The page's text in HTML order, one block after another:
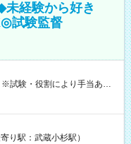
経験から好き
試験監督
前払い）オプションあ
週間ほどで給与の一部を受け
（休憩1時間） 時給1,300円
日の役割により時給＋100
り駅：武蔵小杉駅）